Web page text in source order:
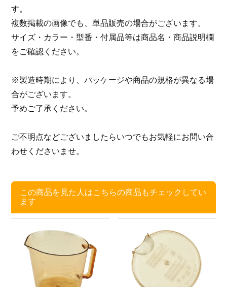
す。
複数掲載の画像でも、単品販売の場合がございます。
サイズ・カラー・型番・付属品等は商品名・商品説明欄
をご確認ください。
※製造時期により、パッケージや商品の規格が異なる場
合がございます。
予めご了承ください。
ご不明点などございましたらいつでもお気軽にお問い合
わせくださいませ。
この商品を見た人はこちらの商品もチェックしてい
ます